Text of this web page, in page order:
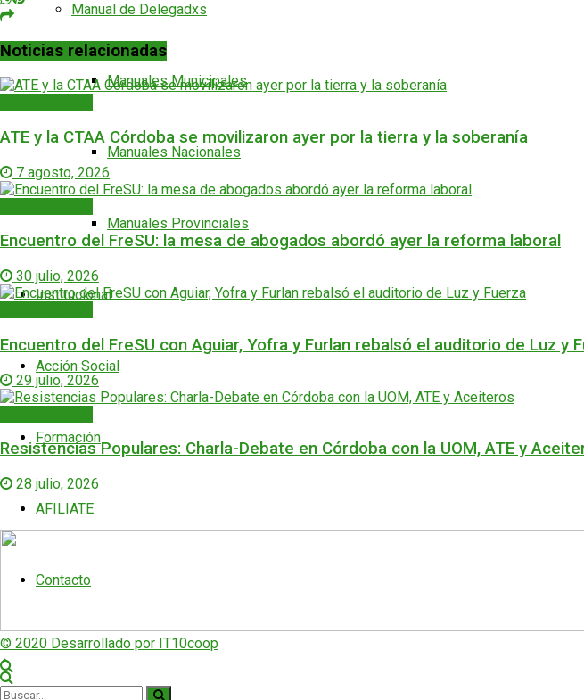
Manual de Delegadxs
Manuales Municipales
Manuales Nacionales
Manuales Provinciales
Institucional
Acción Social
Formación
AFILIATE
Contacto
Noticias relacionadas
ATE y la CTAA Córdoba se movilizaron ayer por la tierra y la soberanía
7 agosto, 2026
Encuentro del FreSU: la mesa de abogados abordó ayer la reforma laboral
30 julio, 2026
Encuentro del FreSU con Aguiar, Yofra y Furlan rebalsó el auditorio de Luz y
29 julio, 2026
Resistencias Populares: Charla-Debate en Córdoba con la UOM, ATE y
28 julio, 2026
© 2020 Desarrollado por IT10coop